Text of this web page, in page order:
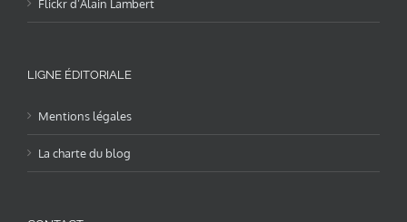
Flickr d’Alain Lambert
LIGNE ÉDITORIALE
Mentions légales
La charte du blog